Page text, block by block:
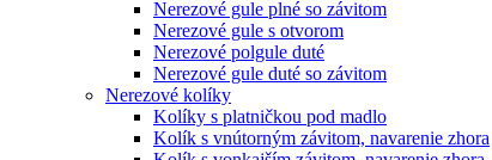
Nerezové gule plné so závitom
Nerezové gule s otvorom
Nerezové polgule duté
Nerezové gule duté so závitom
Nerezové kolíky
Kolíky s platničkou pod madlo
Kolík s vnútorným závitom, navarenie zhora